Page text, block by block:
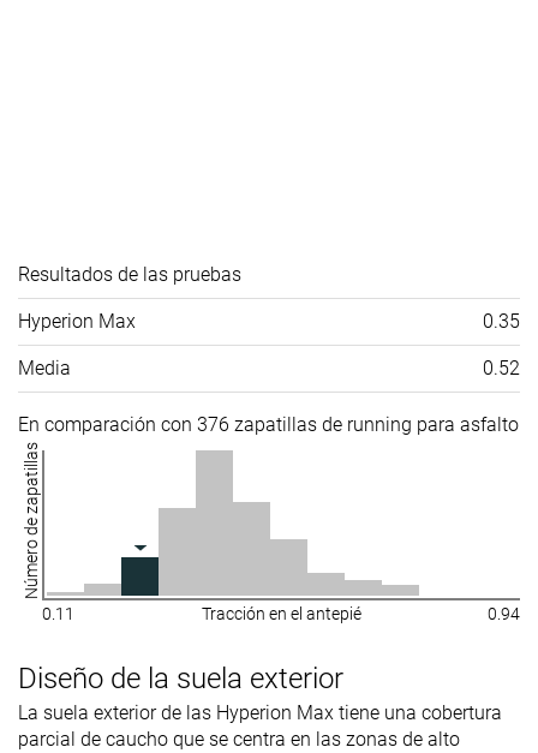
Resultados de las pruebas
Hyperion Max 0.35
Media 0.52
En comparación con 376 zapatillas de running para asfalto
Número de zapatillas
0.11 Tracción en el antepié 0.94
Diseño de la suela exterior
La suela exterior de las Hyperion Max tiene una cobertura
parcial de caucho que se centra en las zonas de alto